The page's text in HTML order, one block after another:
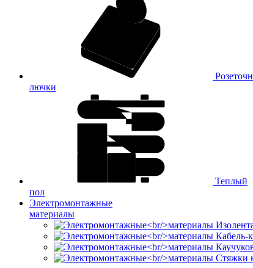
лючки
Теплый
пол
Электромонтажные
материалы
Кабель-
Стяжки